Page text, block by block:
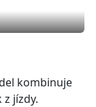
kombinuje
jízdy.